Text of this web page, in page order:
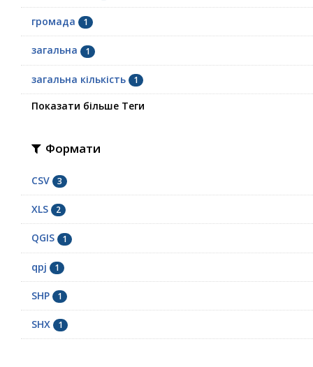
громада 1
загальна 1
загальна кількість 1
Показати більше Теги
Формати
CSV 3
XLS 2
QGIS 1
qpj 1
SHP 1
SHX 1